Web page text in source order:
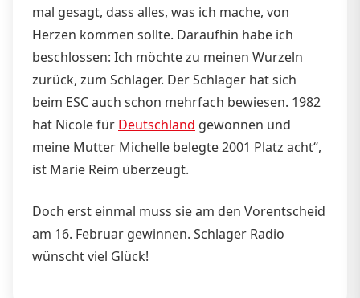
mal gesagt, dass alles, was ich mache, von
Herzen kommen sollte. Daraufhin habe ich
beschlossen: Ich möchte zu meinen Wurzeln
zurück, zum Schlager. Der Schlager hat sich
beim ESC auch schon mehrfach bewiesen. 1982
hat Nicole für Deutschland gewonnen und
meine Mutter Michelle belegte 2001 Platz acht“,
ist Marie Reim überzeugt.
Doch erst einmal muss sie am den Vorentscheid
am 16. Februar gewinnen. Schlager Radio
wünscht viel Glück!